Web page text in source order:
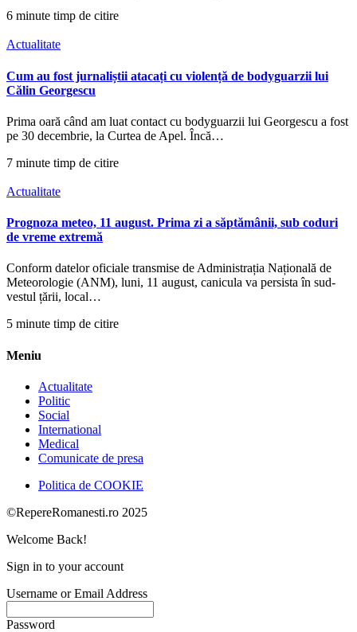
6 minute timp de citire
Actualitate
Cum au fost jurnaliștii atacați cu violență de bodyguarzii lui
Călin Georgescu
Prima oară când am luat contact cu bodyguarzii lui Georgescu a fost
pe 30 decembrie, la Curtea de Apel. Încă…
7 minute timp de citire
Actualitate
Prognoza meteo, 11 august. Prima zi a săptămânii, sub coduri
de vreme extremă
Conform datelor oficiale transmise de Administrația Națională de
Meteorologie (ANM), luni, 11 august, canicula va persista în sud-
vestul țării, local…
5 minute timp de citire
Meniu
Actualitate
Politic
Social
International
Medical
Comunicate de presa
Politica de COOKIE
©RepereRomanesti.ro 2025
Welcome Back!
Sign in to your account
Username or Email Address
Password